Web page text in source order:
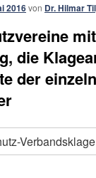
2016von Dr. Hilmar
die
der